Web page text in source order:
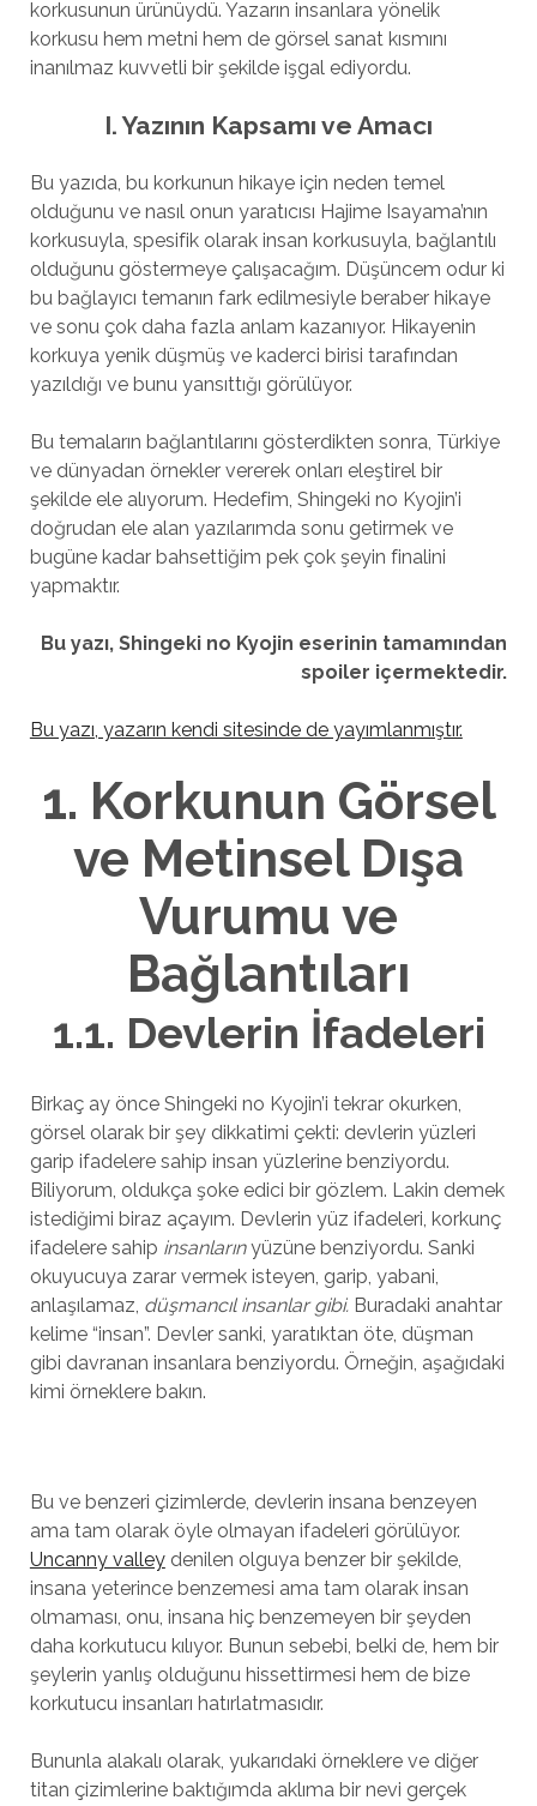
korkusunun ürünüydü. Yazarın insanlara yönelik
korkusu hem metni hem de görsel sanat kısmını
inanılmaz kuvvetli bir şekilde işgal ediyordu.
I. Yazının Kapsamı ve Amacı
Bu yazıda, bu korkunun hikaye için neden temel
olduğunu ve nasıl onun yaratıcısı Hajime Isayama’nın
korkusuyla, spesifik olarak insan korkusuyla, bağlantılı
olduğunu göstermeye çalışacağım. Düşüncem odur ki
bu bağlayıcı temanın fark edilmesiyle beraber hikaye
ve sonu çok daha fazla anlam kazanıyor. Hikayenin
korkuya yenik düşmüş ve kaderci birisi tarafından
yazıldığı ve bunu yansıttığı görülüyor.
Bu temaların bağlantılarını gösterdikten sonra, Türkiye
ve dünyadan örnekler vererek onları eleştirel bir
şekilde ele alıyorum. Hedefim, Shingeki no Kyojin’i
doğrudan ele alan yazılarımda sonu getirmek ve
bugüne kadar bahsettiğim pek çok şeyin finalini
yapmaktır.
Bu yazı, Shingeki no Kyojin eserinin tamamından
spoiler içermektedir.
Bu yazı, yazarın kendi sitesinde de yayımlanmıştır.
1. Korkunun Görsel
ve Metinsel Dışa
Vurumu ve
Bağlantıları
1.1. Devlerin İfadeleri
Birkaç ay önce Shingeki no Kyojin’i tekrar okurken,
görsel olarak bir şey dikkatimi çekti: devlerin yüzleri
garip ifadelere sahip insan yüzlerine benziyordu.
Biliyorum, oldukça şoke edici bir gözlem. Lakin demek
istediğimi biraz açayım. Devlerin yüz ifadeleri, korkunç
ifadelere sahip insanlarınyüzüne benziyordu. Sanki
okuyucuya zarar vermek isteyen, garip, yabani,
anlaşılamaz, düşmancıl insanlar gibi.Buradaki anahtar
kelime “insan”. Devler sanki, yaratıktan öte, düşman
gibi davranan insanlara benziyordu. Örneğin, aşağıdaki
kimi örneklere bakın.
Bu ve benzeri çizimlerde, devlerin insana benzeyen
ama tam olarak öyle olmayan ifadeleri görülüyor.
Uncanny valleydenilen olguya benzer bir şekilde,
insana yeterince benzemesi ama tam olarak insan
olmaması, onu, insana hiç benzemeyen bir şeyden
daha korkutucu kılıyor. Bunun sebebi, belki de, hem bir
şeylerin yanlış olduğunu hissettirmesi hem de bize
korkutucu insanları hatırlatmasıdır.
Bununla alakalı olarak, yukarıdaki örneklere ve diğer
titan çizimlerine baktığımda aklıma bir nevi gerçek